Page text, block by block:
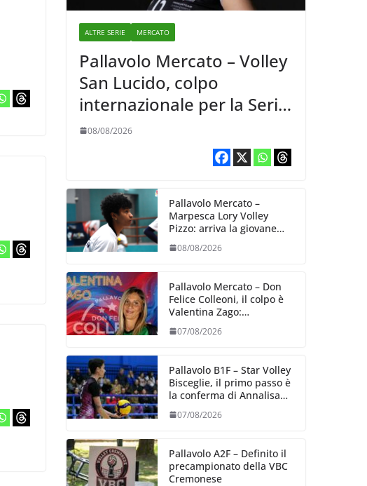
ALTRE SERIE MERCATO
Pallavolo Mercato – Volley
San Lucido, colpo
internazionale per la Serie
B2: arriva la schiacciatrice
lettone Kristine Teivane
08/08/2026
Pallavolo Mercato –
Marpesca Lory Volley
Pizzo: arriva la giovane
italo–brasiliana Any
Gabrielle Milano
08/08/2026
Pallavolo Mercato – Don
Felice Colleoni, il colpo è
Valentina Zago:
esperienza e oltre 5.000
punti al servizio di
07/08/2026
Pallavolo B1F – Star Volley
Bisceglie, il primo passo è
la conferma di Annalisa
Mileno
07/08/2026
Pallavolo A2F – Definito il
precampionato della VBC
Cremonese